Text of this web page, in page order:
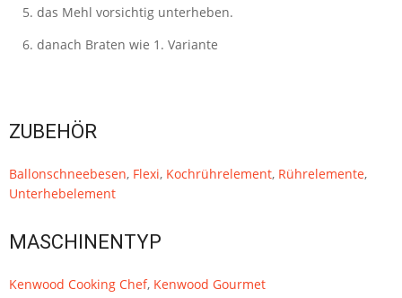
das Mehl vorsichtig unterheben.
danach Braten wie 1. Variante
ZUBEHÖR
Ballonschneebesen, Flexi, Kochrührelement, Rührelemente,
Unterhebelement
MASCHINENTYP
Kenwood Cooking Chef, Kenwood Gourmet